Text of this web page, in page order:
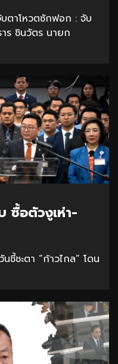
บตาโหวตซักฟอก : จับ
ร ชินวัตร นายก
ซื้อตัวงูเห่า-
ชี้ชะตา “ก้าวไกล” โดน